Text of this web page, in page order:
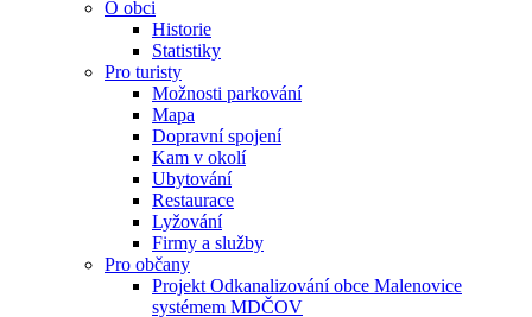
O obci
Historie
Statistiky
Pro turisty
Možnosti parkování
Mapa
Dopravní spojení
Kam v okolí
Ubytování
Restaurace
Lyžování
Firmy a služby
Pro občany
Projekt Odkanalizování obce Malenovice
systémem MDČOV